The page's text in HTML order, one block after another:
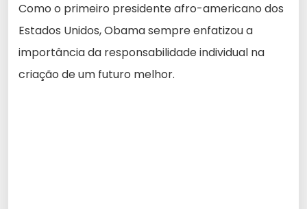
Como o primeiro presidente afro-americano dos
Estados Unidos, Obama sempre enfatizou a
importância da responsabilidade individual na
criação de um futuro melhor.